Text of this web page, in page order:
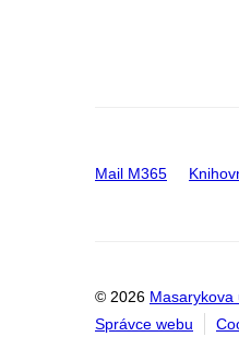
Mail M365
© 2026 Masarykova
Správce webu